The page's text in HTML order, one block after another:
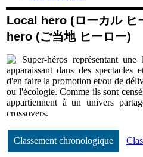
Local hero (ローカル
hero (ご当地 ヒーロー)
Super-héros représentant
apparaissant dans des spectacles
d'en faire la promotion et/ou de
ou l'écologie. Comme ils sont
appartiennent à un univers
crossovers.
Classement chronologique